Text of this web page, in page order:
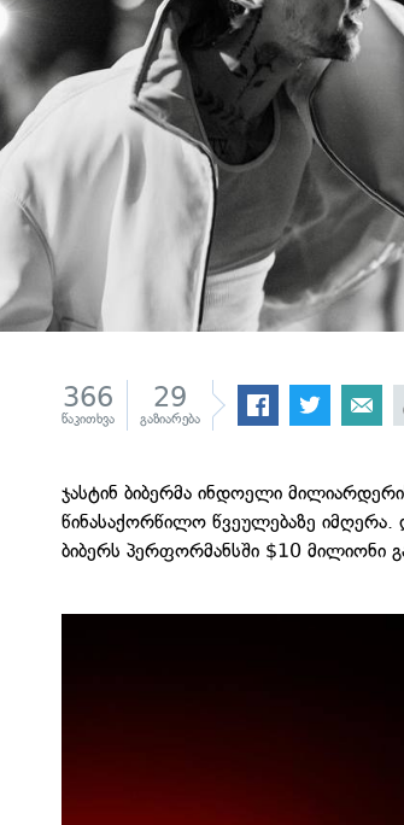
366
წაკითხვა
29
გაზიარება
ჯასტინ ბიბერმა ინდოელი
წინასაქორწილო წვეულებაზე
ბიბერს პერფორმანსში $10 მილიონი